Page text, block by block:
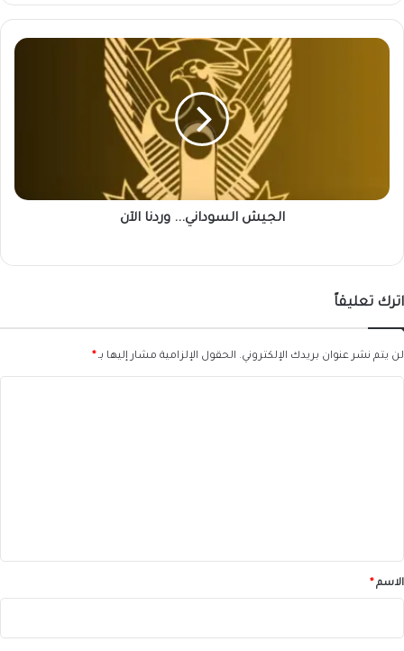
الجيش
الجيش السوداني... وردنا الآن
اترك تعليقاً
لن يتم نشر عنوان بريدك الإلكتروني. الحقول الإلزامية مشار إليها بـ*
*الاسم*